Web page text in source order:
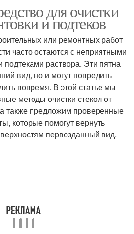
Средство при очистке
для очистки
и подтеков
или ремонтных работ
часто остаются с неприятными
подтеками раствора. Эти пятна
вид, но и могут повредить
вовремя. В этой статье мы
методы очистки стекол от
а также предложим проверенные
которые помогут вернуть
первозданный вид.